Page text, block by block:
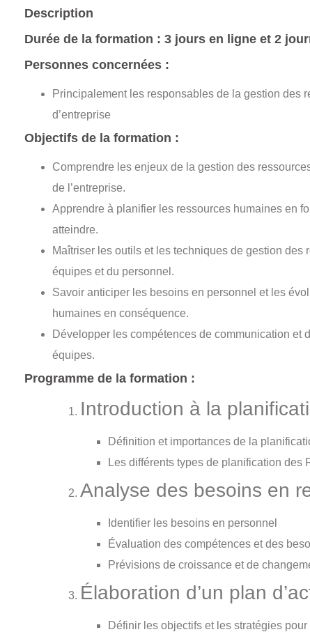
Description
Durée de la formation : 3 jours en ligne et 2
Personnes concernées :
Principalement les responsables de la gestion des
d’entreprise
Objectifs de la formation :
Comprendre les enjeux de la gestion des
de l’entreprise.
Apprendre à planifier les ressources humaines en
atteindre.
Maîtriser les outils et les techniques de gestion
équipes et du personnel.
Savoir anticiper les besoins en personnel et les
humaines en conséquence.
Développer les compétences de communication et
équipes.
Programme de la formation :
Introduction à la
Définition et importances de la
Les différents types de planification des
Analyse des besoins en
Identifier les besoins en personnel
Évaluation des compétences et des
Prévisions de croissance et de
Élaboration d’un plan
Définir les objectifs et les stratégies